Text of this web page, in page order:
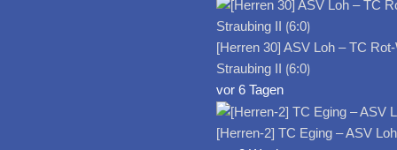
[Herren 30] ASV Loh – TC
Straubing II ⟮6:0⟯
vor 6 Tagen
[Herren-2] TC Eging – ASV Loh